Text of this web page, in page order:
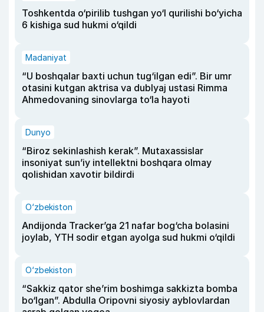
Toshkentda o‘pirilib tushgan yo‘l qurilishi bo‘yicha
6 kishiga sud hukmi o‘qildi
Madaniyat
“U boshqalar baxti uchun tug‘ilgan edi”. Bir umr
otasini kutgan aktrisa va dublyaj ustasi Rimma
Ahmedovaning sinovlarga to‘la hayoti
Dunyo
“Biroz sekinlashish kerak”. Mutaxassislar
insoniyat sun’iy intellektni boshqara olmay
qolishidan xavotir bildirdi
O‘zbekiston
Andijonda Tracker’ga 21 nafar bog‘cha bolasini
joylab, YTH sodir etgan ayolga sud hukmi o‘qildi
O‘zbekiston
“Sakkiz qator she’rim boshimga sakkizta bomba
bo‘lgan”. Abdulla Oripovni siyosiy ayblovlardan